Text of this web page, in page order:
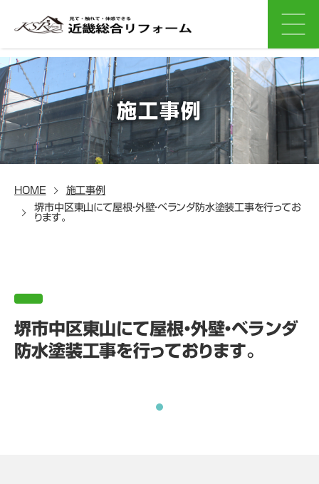
施工事例
HOME
施工事例
堺市中区東山にて屋根・外壁・ベランダ防水塗装工事を行ってお
ります。
堺市中区東山にて屋根・外壁・ベランダ
防水塗装工事を行っております。